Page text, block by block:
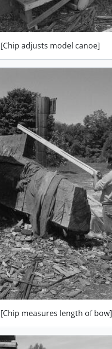
[Chip adjusts model canoe]
[Chip measures length of bow]